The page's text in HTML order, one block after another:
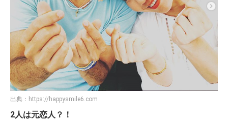
出典： https://happysmile6.com
2人は元恋人？！